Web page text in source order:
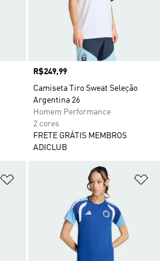
Preço
R$249,99
Camiseta Tiro Sweat Seleção
Argentina 26
Homem Performance
2 cores
FRETE GRÁTIS MEMBROS
ADICLUB
Adicionar à Lista de Desejos